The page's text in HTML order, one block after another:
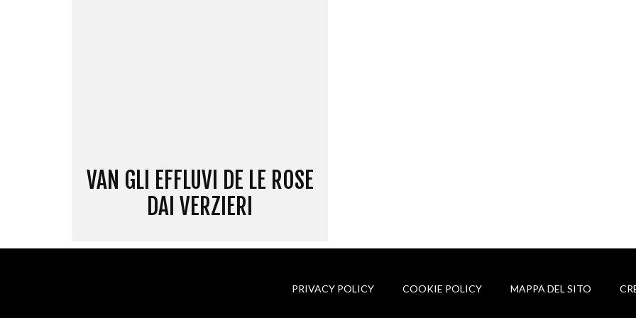
VAN GLI EFFLUVI DE LE ROSE
DAI VERZIERI
PRIVACY POLICY COOKIE POLICY MAPPA DEL SITO